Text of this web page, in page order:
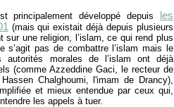
principalement développé depuis
les
(mais qui existait déjà depuis plusieurs
sur une religion, l’islam, ce qui rend plus
pas de combattre l’islam mais le
autorités morales de l’islam ont déjà
(comme Azzeddine Gaci, le recteur de
Chalghoumi, l'imam de Drancy),
et mieux entendue par ceux qui,
les appels à tuer.